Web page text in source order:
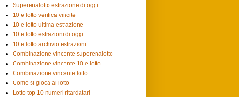
Superenalotto estrazione di oggi
10 e lotto verifica vincite
10 e lotto ultima estrazione
10 e lotto estrazioni di oggi
10 e lotto archivio estrazioni
Combinazione vincente superenalotto
Combinazione vincente 10 e lotto
Combinazione vincente lotto
Come si gioca al lotto
Lotto top 10 numeri ritardatari